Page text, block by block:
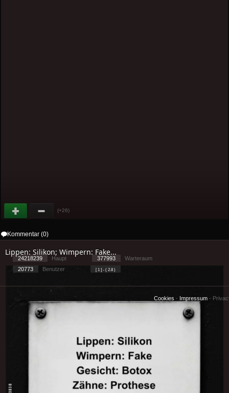
(+26)
Kommentar (0)
Lippen: Silikon; Wimpern: Fake...
24218239 Haupt 377993
Warteraum
20773
Benutzer [ 1 ] - ( 2.8 )
Cookies - Impressum -